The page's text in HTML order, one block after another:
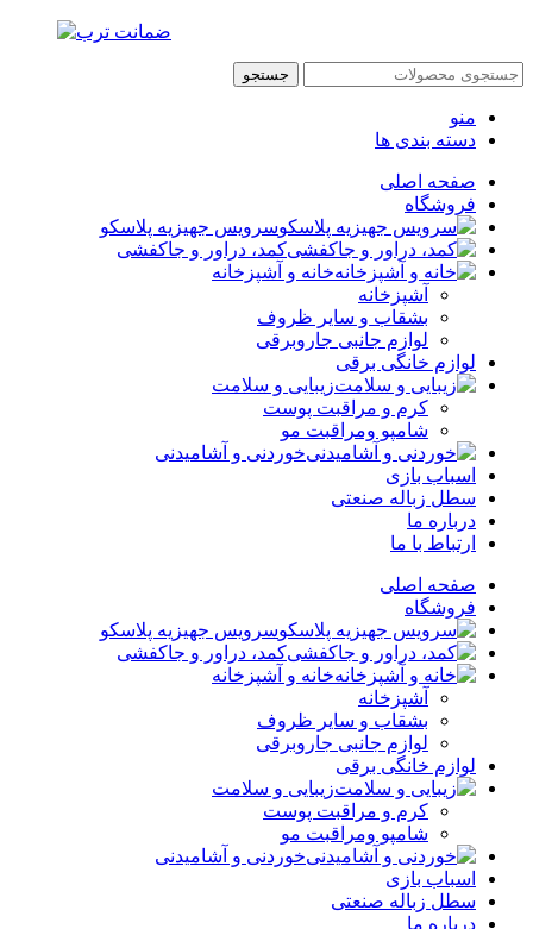
جستجو
منو
دسته بندی ها
صفحه اصلی
فروشگاه
سرویس جهیزیه پلاسکو
کمد، دراور و جاکفشی
خانه و آشپزخانه
آشپزخانه
بشقاب و سایر ظروف
لوازم جانبی جاروبرقی
لوازم خانگی برقی
زیبایی و سلامت
کرم و مراقبت پوست
شامپو ومراقبت مو
خوردنی و آشامیدنی
اسباب بازی
سطل زباله صنعتی
درباره ما
ارتباط با ما
صفحه اصلی
فروشگاه
سرویس جهیزیه پلاسکو
کمد، دراور و جاکفشی
خانه و آشپزخانه
آشپزخانه
بشقاب و سایر ظروف
لوازم جانبی جاروبرقی
لوازم خانگی برقی
زیبایی و سلامت
کرم و مراقبت پوست
شامپو ومراقبت مو
خوردنی و آشامیدنی
اسباب بازی
سطل زباله صنعتی
درباره ما